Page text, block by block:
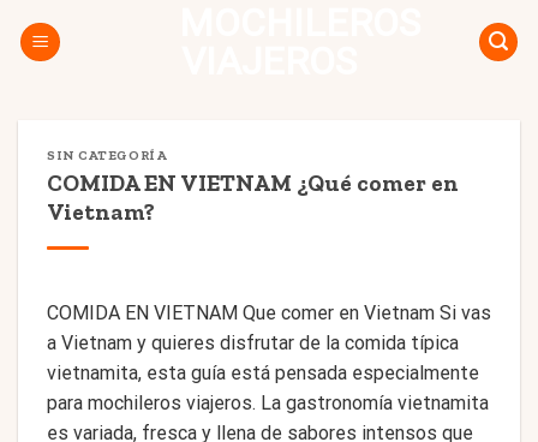
SIN CATEGORÍA
COMIDA EN VIETNAM ¿Qué comer en
Vietnam?
COMIDA EN VIETNAM Que comer en Vietnam Si vas
a Vietnam y quieres disfrutar de la comida típica
vietnamita, esta guía está pensada especialmente
para mochileros viajeros. La gastronomía vietnamita
es variada, fresca y llena de sabores intensos que